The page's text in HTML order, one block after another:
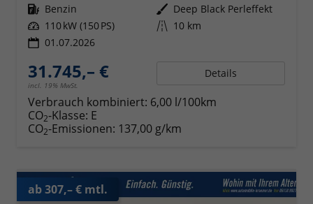
Kraftstoff Benzin Außenfarbe Deep Black Perleffekt
Leistung 110 kW (150 PS) Kilometerstand 10 km
01.07.2026
31.745,– €
incl. 19% MwSt.
Details
Verbrauch kombiniert: 6,00 l/100km
CO2-Klasse: E
CO2-Emissionen: 137,00 g/km
ab 307,– € mtl.